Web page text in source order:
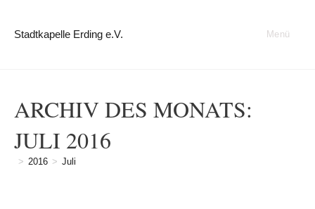
Stadtkapelle Erding e.V. Menü
ARCHIV DES MONATS:
JULI 2016
> 2016 > Juli